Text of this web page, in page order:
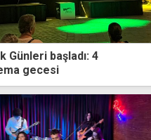
Günleri başladı: 4
gecesi